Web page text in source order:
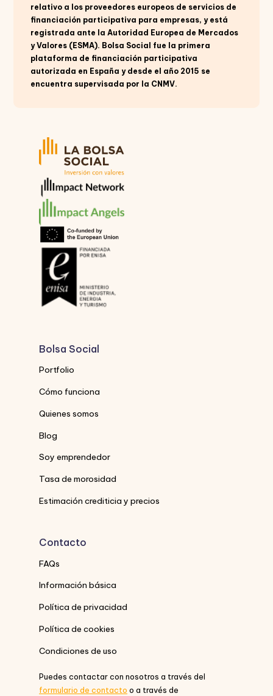
relativo a los proveedores europeos de servicios de
financiación participativa para empresas, y está
registrada ante la Autoridad Europea de Mercados
y Valores (ESMA). Bolsa Social fue la primera
plataforma de financiación participativa
autorizada en España y desde el año 2015 se
encuentra supervisada por la CNMV.
Bolsa Social
Portfolio
Cómo funciona
Quienes somos
Blog
Soy emprendedor
Tasa de morosidad
Estimación crediticia y precios
Contacto
FAQs
Información básica
Política de privacidad
Política de cookies
Condiciones de uso
Puedes contactar con nosotros a través del
formulario de contacto o a través de